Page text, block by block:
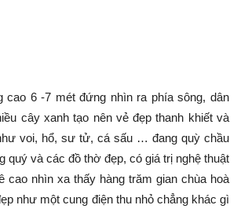
Tiên
6 -7 mét đứng nhìn ra phía sông, dân
cây xanh tạo nên vẻ đẹp thanh khiết và
voi, hổ, sư tử, cá sấu … đang quỳ chầu
và các đồ thờ đẹp, có giá trị nghệ thuật
nhìn xa thấy hàng trăm gian chùa hoà
như một cung điện thu nhỏ chẳng khác gì